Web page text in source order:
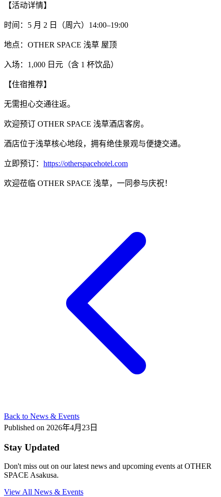
【活动详情】
时间：5 月 2 日（周六）14:00–19:00
地点：OTHER SPACE 浅草 屋顶
入场：1,000 日元（含 1 杯饮品）
【住宿推荐】
无需担心交通往返。
欢迎预订 OTHER SPACE 浅草酒店客房。
酒店位于浅草核心地段，拥有绝佳景观与便捷交通。
立即预订： https://otherspacehotel.com
欢迎莅临 OTHER SPACE 浅草，一同参与庆祝！
Back to News & Events
Published on 2026年4月23日
Stay Updated
Don't miss out on our latest news and upcoming events at OTHER
SPACE Asakusa.
View All News & Events